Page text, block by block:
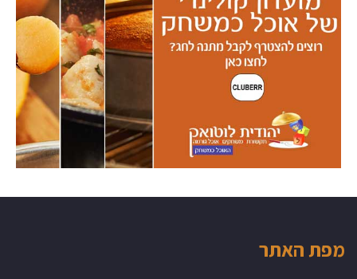
מפת האתר